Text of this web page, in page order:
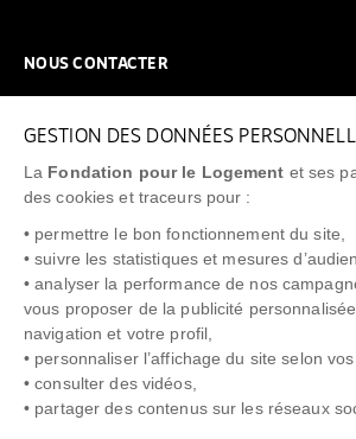
GESTION DES DONNÉES
La Fondation pour le Logement et ses
des cookies et traceurs pour :
• permettre le bon fonctionnement du site,
• suivre les statistiques et mesures
• analyser la performance de nos
vous proposer de la publicité
navigation et votre profil,
• personnaliser l’affichage du site selon
• consulter des vidéos,
• partager des contenus sur les réseaux
NOUS CONTACTER
FAQ
NEWSLETTER
"Allô Prévention Expulsion"